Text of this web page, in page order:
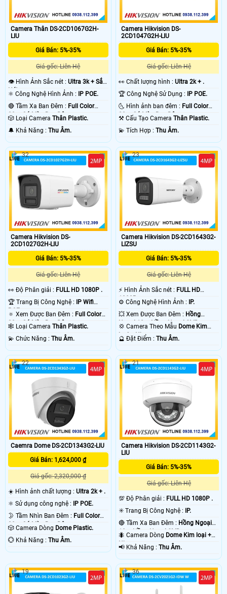
Camera Thân DS-2CD1067G2H-
LIU
Giá Bán: 5%-35%
Giá gốc: Liên Hệ
👁 Hình Ảnh Sắc nét : Ultra 3k + Sắc
Nét .
⚛️ Công Nghệ Hình Ảnh :
IP POE.
🔴 Tầm Xa Ban Đêm : Full Color
30m Có Màu Ban Ðêm.
🎲 Loại Camera Thân Plastic.
️🔔 Khả Năng : Thu Âm.
Camera Hikvision DS-
2CD1047G2H-LIU
Giá Bán: 5%-35%
Giá gốc: Liên Hệ
️👀 Chất lượng hình :Ultra 2k + .
🏆 Công Nghệ Sử Dụng :
IP POE.
🌜 Hình ảnh ban đêm : Full Color
30m Có Màu Ban Ðêm.
⚒ Cấu Tạo CameraThân Plastic.
️💫 Tích Hợp :Thu Âm.
Camera Hikvision DS-
2CD1027G2H-LIU
Giá Bán: 5%-35%
Giá gốc: Liên Hệ
️👀 Độ Phân giải : FULL HD 1080P .
🏆 Trang Bị Công Nghệ :
IP Wifi
POE.
🔅 Xem Được Ban Đêm : Full Color
30m Có Màu Ban Ðêm.
🕸️ Loại Camera Thân Plastic.
️💫 Chức Năng : Thu Âm.
32
Camera Hikvision DS-2CD1643G2-
LIZSU
Giá Bán: 5%-35%
Giá gốc: Liên Hệ
️⚡ Hình Ảnh Sắc nét : FULL HD
1080P .
⚙ Công Nghệ Hình Ảnh :
IP.
💥 Xem Được Ban Đêm : Hồng
Ngoại 10m Hồng Ngoại SMD.
💢 Camera Theo Mẫu Dome Kim
loại + Nhựa.
️🔮 Đặt Điểm :Thu Âm.
23
Caemra Dome DS-2CD1343G2-LIU
Giá Bán: 1,624,000 ₫
Giá gốc: 2,320,000 ₫
☀️ Hình ảnh chất lượng : Ultra 2k + .
⚛️ Sử dụng công nghệ : IP POE.
🌛 Tầm Nhìn Ban Đêm : Full Color
30m Có Màu Ban Ðêm.
🎲 Camera Dòng Dome Plastic.
️💮 Khả Năng : Thu Âm.
22
Camera Hikvision DS-2CD1143G2-
LIU
Giá Bán: 5%-35%
Giá gốc: Liên Hệ
💯 Độ Phân giải : FULL HD 1080P .
✳️ Trang Bị Công Nghệ : IP.
🔴 Tầm Xa Ban Đêm : Hồng Ngoại
10m Hồng Ngoại SMD.
🐜 Camera Dòng Dome Kim loại +
Nhựa.
️📢 Khả Năng :Thu Âm.
21
19 36